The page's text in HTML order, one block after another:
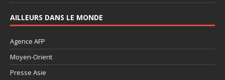
AILLEURS DANS LE MONDE
Agence AFP
Moyen-Orient
Presse Asie